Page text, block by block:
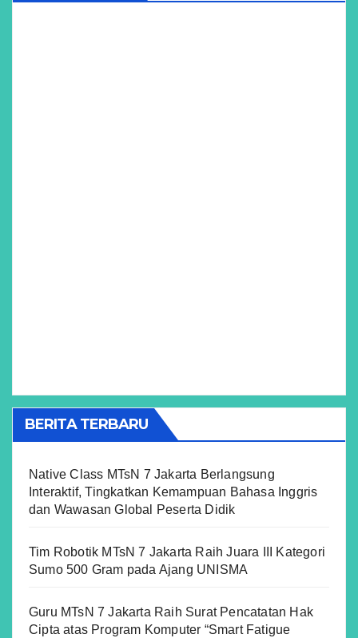
BERITA TERBARU
Native Class MTsN 7 Jakarta Berlangsung
Interaktif, Tingkatkan Kemampuan Bahasa Inggris
dan Wawasan Global Peserta Didik
Tim Robotik MTsN 7 Jakarta Raih Juara III Kategori
Sumo 500 Gram pada Ajang UNISMA
Guru MTsN 7 Jakarta Raih Surat Pencatatan Hak
Cipta atas Program Komputer “Smart Fatigue